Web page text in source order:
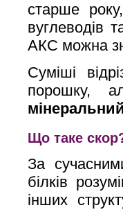
старше
вуглеводів
АКС можна
Суміші
порошку,
Що таке
За
білків
інших